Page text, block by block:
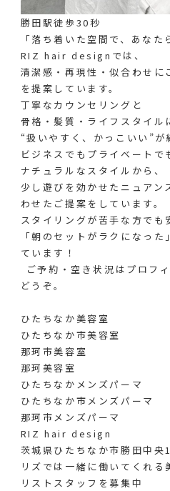
勝田駅徒歩30秒
「落ち着いた空間で、あなた
RIZ hair designでは、
清潔感・再現性・似合わせに
を提案しています。
丁寧なカウンセリングと
骨格・髪質・ライフスタイル
“扱いやすく、かっこいい”が
ビジネスでもプライベートで
ナチュラルなスタイルから、
少し遊びを効かせたニュアン
わせたご提案をしています。
スタイリングが苦手な方でも
「朝のセットがラクになっ
ています！
ご予約・空き状況はプロフ
どうぞ。⁡
ひたちなか美容室
ひたちなか市美容室
那珂市美容室
那珂美容室
ひたちなかメンズパーマ
ひたちなか市メンズパーマ
那珂市メンズパーマ
RIZ hair design
茨城県ひたちなか市勝田中
リズでは一緒に働いてくれ
リストスタッフを募集中